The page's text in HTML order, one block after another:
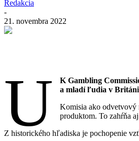
Redakcia
-
21. novembra 2022
U K Gambling
a mladí ľudia v
Komisia ako odvetvový
produktom. To zahŕňa
Z historického hľadiska je pochopenie